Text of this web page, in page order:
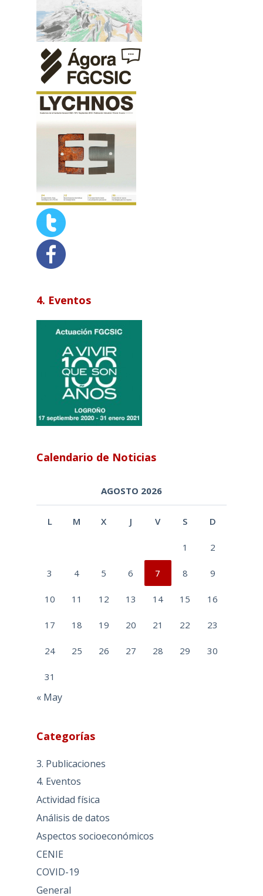
4. Eventos
Calendario de Noticias
AGOSTO 2026
L M X J V S D
1 2
3 4 5 6 7 8 9
10 11 12 13 14 15 16
17 18 19 20 21 22 23
24 25 26 27 28 29 30
31
« May
Categorías
3. Publicaciones
4. Eventos
Actividad física
Análisis de datos
Aspectos socioeconómicos
CENIE
COVID-19
General